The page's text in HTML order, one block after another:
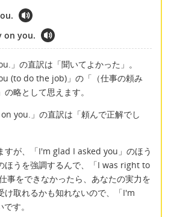
on you.
」の直訳は「聞いてよかった」。
(to do the job)」の「（仕事の頼み
略として思えます。
you.」の直訳は「頼んで正解でし
すが、「I'm glad I asked you」のほう
ほうを強調するんで、「I was right to
事をできなかったら、あなたの実力を
け取れるかも知れないので、「I'm
す。